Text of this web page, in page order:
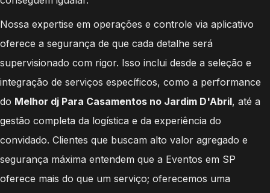
Nossa expertise em operações e controle via aplicativo
oferece a segurança de que cada detalhe será
supervisionado com rigor. Isso inclui desde a seleção e
integração de serviços específicos, como a performance
do Melhor dj Para Casamentos no Jardim D'Abril, até a
gestão completa da logística e da experiência do
convidado. Clientes que buscam alto valor agregado e
segurança máxima entendem que a Eventos em SP
oferece mais do que um serviço; oferecemos uma